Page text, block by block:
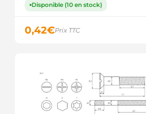
Disponible (10 en stock)
0,42€Prix TTC